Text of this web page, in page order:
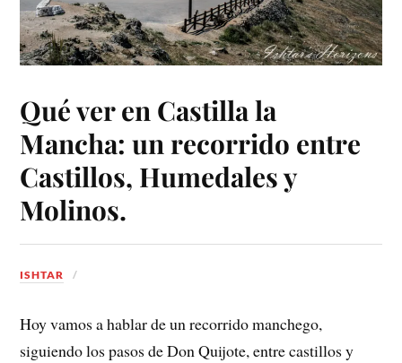
Qué ver en Castilla la
Mancha: un recorrido entre
Castillos, Humedales y
Molinos.
ISHTAR
Hoy vamos a hablar de un recorrido manchego,
siguiendo los pasos de Don Quijote, entre castillos y